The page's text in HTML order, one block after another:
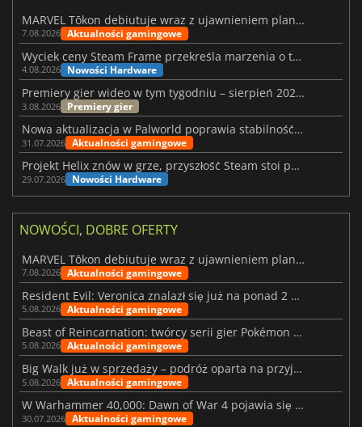
MARVEL Tōkon debiutuje wraz z ujawnieniem planu rozwoju na pierwszy rok
7.08.2026 Aktualności gamingowe
Wyciek ceny Steam Frame przekreśla marzenia o tanim zestawie VR
4.08.2026 Nowości Hardware
Premiery gier wideo w tym tygodniu – sierpień 2026 r. (32. tydzień)
3.08.2026 Premiery gier
Nowa aktualizacja w Palworld poprawia stabilność Sunreach i walk z bossami
31.07.2026 Aktualności gamingowe
Projekt Helix znów w grze, przyszłość Steam stoi pod znakiem zapytania
29.07.2026 Nowości Hardware
NOWOŚCI, DOBRE OFERTY
MARVEL Tōkon debiutuje wraz z ujawnieniem planu rozwoju na pierwszy rok
7.08.2026 Aktualności gamingowe
Resident Evil: Veronica znalazł się już na ponad 2 milionach list życzeń
5.08.2026 Aktualności gamingowe
Beast of Reincarnation: twórcy serii gier Pokémon wkraczają na nową ścieżkę
5.08.2026 Aktualności gamingowe
Big Walk już w sprzedaży – podróż oparta na przyjaźni
5.08.2026 Aktualności gamingowe
W Warhammer 40,000: Dawn of War 4 pojawia się frakcja Nekronów
30.07.2026 Aktualności gamingowe